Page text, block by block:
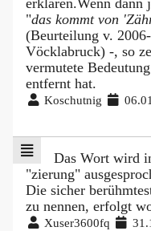
erklären.Wenn dann
"das kommt von
(Beurteilung v.
Vöcklabruck) -, so
vermutete
entfernt hat.
Koschutnig
Das Wort wird
"zierung"
Die sicher
zu nennen, erfolgt
Xuser3600fq